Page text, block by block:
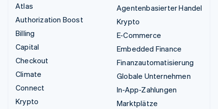
Atlas
Authorization Boost
Billing
Capital
Checkout
Climate
Connect
Krypto
Agentenbasierter Handel
Krypto
E-Commerce
Embedded Finance
Finanzautomatisierung
Globale Unternehmen
In-App-Zahlungen
Marktplätze